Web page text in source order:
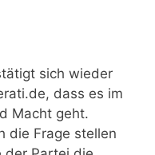
sich wieder
dass es im
Macht geht.
die Frage stellen